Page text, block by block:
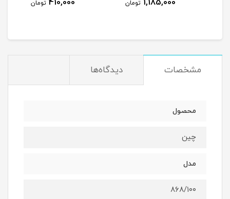
1,185,000 تومان 410,000 تومان
مشخصات دیدگاه‌ها
محصول
چین
مدل
۸۶۸/۱۰۰